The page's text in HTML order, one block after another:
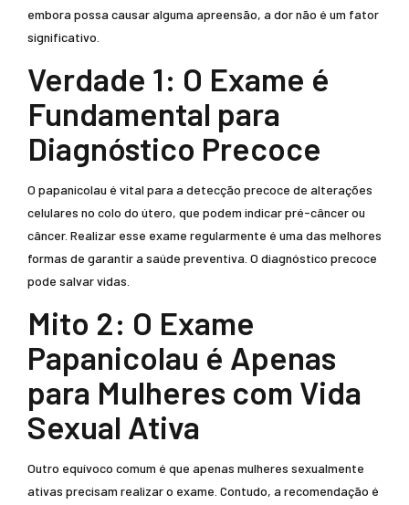
embora possa causar alguma apreensão, a dor não é um fator
significativo.
Verdade 1: O Exame é
Fundamental para
Diagnóstico Precoce
O papanicolau é vital para a detecção precoce de alterações
celulares no colo do útero, que podem indicar pré-câncer ou
câncer. Realizar esse exame regularmente é uma das melhores
formas de garantir a saúde preventiva. O diagnóstico precoce
pode salvar vidas.
Mito 2: O Exame
Papanicolau é Apenas
para Mulheres com Vida
Sexual Ativa
Outro equívoco comum é que apenas mulheres sexualmente
ativas precisam realizar o exame. Contudo, a recomendação é